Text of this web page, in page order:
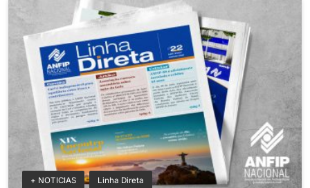
+ NOTICIAS Linha Direta